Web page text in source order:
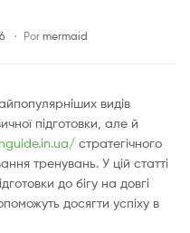
Por mermaid
видів
підготовки, але й
стратегічного
тренувань. У цій статті
до бігу на довгі
досягти успіху в